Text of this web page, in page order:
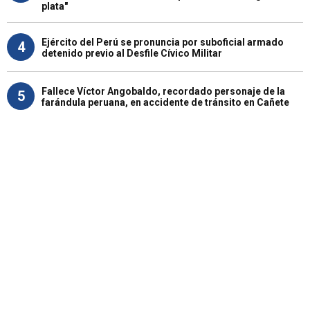
plata"
4
Ejército del Perú se pronuncia por suboficial armado
detenido previo al Desfile Cívico Militar
5
Fallece Víctor Angobaldo, recordado personaje de la
farándula peruana, en accidente de tránsito en Cañete